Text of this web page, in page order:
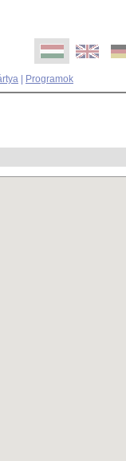
Programok